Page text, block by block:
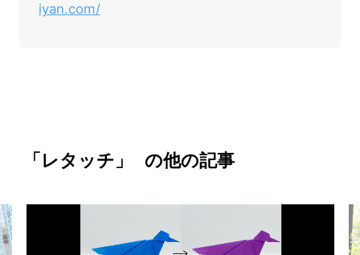
iyan.com/
「レタッチ」 の他の記事